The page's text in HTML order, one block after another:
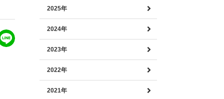
2025年
2024年
2023年
2022年
2021年